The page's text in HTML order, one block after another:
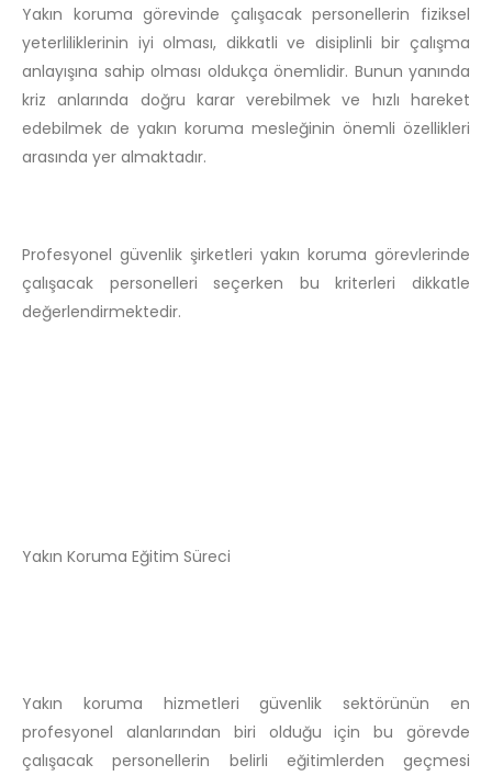
Yakın koruma görevinde çalışacak personellerin fiziksel
yeterliliklerinin iyi olması, dikkatli ve disiplinli bir çalışma
anlayışına sahip olması oldukça önemlidir. Bunun yanında
kriz anlarında doğru karar verebilmek ve hızlı hareket
edebilmek de yakın koruma mesleğinin önemli özellikleri
arasında yer almaktadır.
Profesyonel güvenlik şirketleri yakın koruma görevlerinde
çalışacak personelleri seçerken bu kriterleri dikkatle
değerlendirmektedir.
Yakın Koruma Eğitim Süreci
Yakın koruma hizmetleri güvenlik sektörünün en
profesyonel alanlarından biri olduğu için bu görevde
çalışacak personellerin belirli eğitimlerden geçmesi